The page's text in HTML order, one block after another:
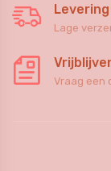
Lage
Vraag een